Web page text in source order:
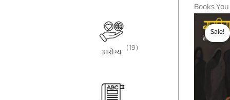
आरोग्य (19)
Books
Sale!